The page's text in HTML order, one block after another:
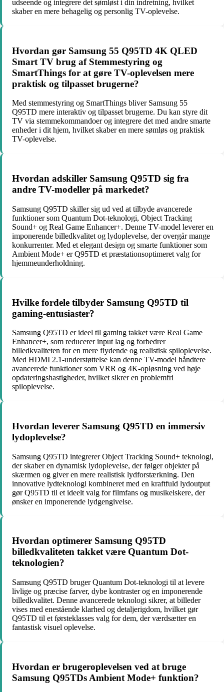
udseende og integrere det sømløst i din indretning, hvilket
skaber en mere behagelig og personlig TV-oplevelse.
Hvordan gør Samsung 55 Q95TD 4K QLED
Smart TV brug af Stemmestyring og
SmartThings for at gøre TV-oplevelsen mere
praktisk og tilpasset brugerne?
Med stemmestyring og SmartThings bliver Samsung 55
Q95TD mere interaktiv og tilpasset brugerne. Du kan styre dit
TV via stemmekommandoer og integrere det med andre smarte
enheder i dit hjem, hvilket skaber en mere sømløs og praktisk
TV-oplevelse.
Hvordan adskiller Samsung Q95TD sig fra
andre TV-modeller på markedet?
Samsung Q95TD skiller sig ud ved at tilbyde avancerede
funktioner som Quantum Dot-teknologi, Object Tracking
Sound+ og Real Game Enhancer+. Denne TV-model leverer en
imponerende billedkvalitet og lydoplevelse, der overgår mange
konkurrenter. Med et elegant design og smarte funktioner som
Ambient Mode+ er Q95TD et præstationsoptimeret valg for
hjemmeunderholdning.
Hvilke fordele tilbyder Samsung Q95TD til
gaming-entusiaster?
Samsung Q95TD er ideel til gaming takket være Real Game
Enhancer+, som reducerer input lag og forbedrer
billedkvaliteten for en mere flydende og realistisk spiloplevelse.
Med HDMI 2.1-understøttelse kan denne TV-model håndtere
avancerede funktioner som VRR og 4K-opløsning ved høje
opdateringshastigheder, hvilket sikrer en problemfri
spiloplevelse.
Hvordan leverer Samsung Q95TD en immersiv
lydoplevelse?
Samsung Q95TD integrerer Object Tracking Sound+ teknologi,
der skaber en dynamisk lydoplevelse, der følger objekter på
skærmen og giver en mere realistisk lydforstærkning. Den
innovative lydteknologi kombineret med en kraftfuld lydoutput
gør Q95TD til et ideelt valg for filmfans og musikelskere, der
ønsker en imponerende lydgengivelse.
Hvordan optimerer Samsung Q95TD
billedkvaliteten takket være Quantum Dot-
teknologien?
Samsung Q95TD bruger Quantum Dot-teknologi til at levere
livlige og præcise farver, dybe kontraster og en imponerende
billedkvalitet. Denne avancerede teknologi sikrer, at billeder
vises med enestående klarhed og detaljerigdom, hvilket gør
Q95TD til et førsteklasses valg for dem, der værdsætter en
fantastisk visuel oplevelse.
Hvordan er brugeroplevelsen ved at bruge
Samsung Q95TDs Ambient Mode+ funktion?